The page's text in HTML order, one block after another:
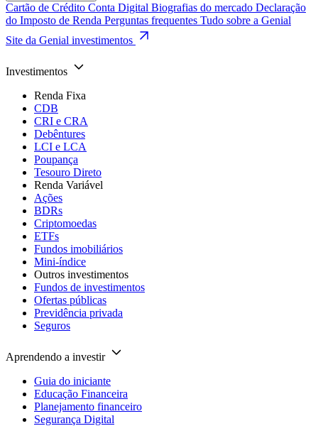
Cartão de Crédito Conta Digital Biografias do mercado Declaração
do Imposto de Renda Perguntas frequentes Tudo sobre a Genial
Site da Genial investimentos
Investimentos
Renda Fixa
CDB
CRI e CRA
Debêntures
LCI e LCA
Poupança
Tesouro Direto
Renda Variável
Ações
BDRs
Criptomoedas
ETFs
Fundos imobiliários
Mini-índice
Outros investimentos
Fundos de investimentos
Ofertas públicas
Previdência privada
Seguros
Aprendendo a investir
Guia do iniciante
Educação Financeira
Planejamento financeiro
Segurança Digital